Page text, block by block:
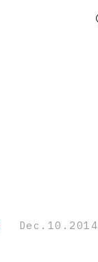
Dec.10.2014